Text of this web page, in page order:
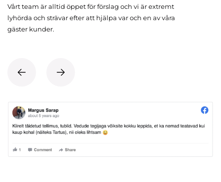
Vårt team är alltid öppet för förslag och vi är extremt
lyhörda och strävar efter att hjälpa var och en av våra
gäster kunder.